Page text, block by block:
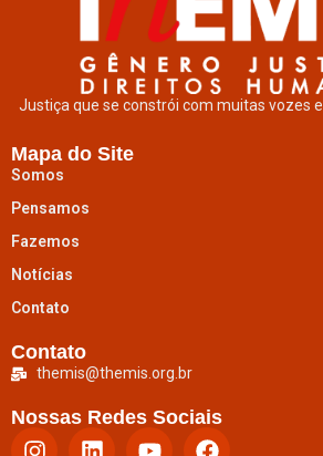
Justiça que se constrói com muitas vozes
Mapa do Site
Somos
Pensamos
Fazemos
Notícias
Contato
Contato
themis@themis.org.br
Nossas Redes Sociais